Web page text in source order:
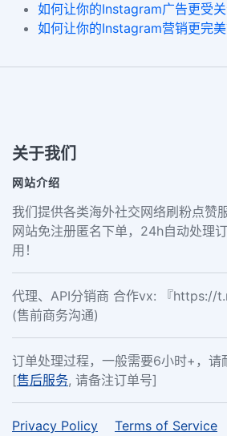
如何让你的Instagram广告更受关
如何让你的Instagram营销更完美
关于我们
网站介绍
我们提供各类海外社交网络刷粉点赞
网站免注册匿名下单，24h自动处理
用！
代理、API分销商 合作vx: 『https://
(售前商务沟通)
订单处理过程，一般需要6小时+，请
[售后服务, 请备注订单号]
Privacy Policy Terms of Service